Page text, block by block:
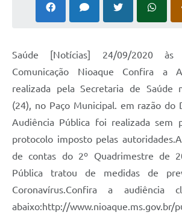
Saúde [Notícias] 24/09/2020 às
Comunicação Nioaque Confira a
realizada pela Secretaria de Saúde
(24), no Paço Municipal. em razão do
Audiência Pública foi realizada sem
protocolo imposto pelas
de contas do 2º Quadrimestre de
Pública tratou de medidas de
Coronavírus.Confira a audiência
abaixo:http://www.nioaque.ms.gov.br/